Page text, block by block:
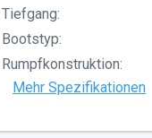
Tiefgang:
Bootstyp:
Rumpfkonstruktion:
Mehr Spezifikationen